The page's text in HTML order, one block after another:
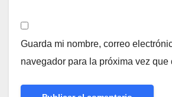
Guarda mi nombre, correo
navegador para la próxima vez que